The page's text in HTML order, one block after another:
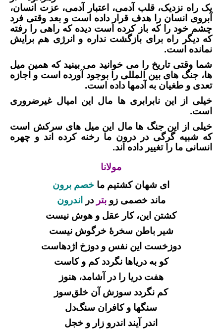
یک راه نزدیک، قلب آدمی، اعتبار آدمی، عزت انسان،
آبروی انسان را هدف قرار داده است و بعد وقتی فرد
چشم خود را که باز کرده است دیده که راهی را رفته
که دیگر راه برای بازگشت نداره و انرژی هم برایش
نمانده است.
شما وقتی تاریخ را می خوانید می بینید که همین میل
ها، جنگ های بین المللی را بوجود آورده است و اجازه
تعدی و طغیان به آدمها داده است.
خیلی از این نابرابری ها مال این امیال غیرضروری
است.
خیلی از این جنگ ها مال این میل های سرکش است
که شبیه گرگی در درون ما رخنه کرده اند و چهره
انسانی ما را تغییر داده اند.
مولانا
ای شهان کشتیم ما خصم برون
ماند خصمی زوبتر در
اندرون
کشتن این، کار عقل و هوش نیست
شیر باطن سخرهٔ خرگوش نیست
دوزخست این نفس و دوزخ اژدهاست
کو به دریاها نگردد کم و کاست
هفت دریا را در آشامد، هنوز
کم نگردد سوزش آن خلق‌سوز
سنگها و کافران سنگ‌دل
اندر آیند اندرو زار و خجل